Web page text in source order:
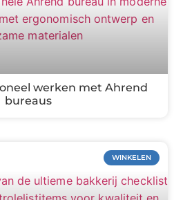
werken met Ahrend
bureaus
WINKELEN